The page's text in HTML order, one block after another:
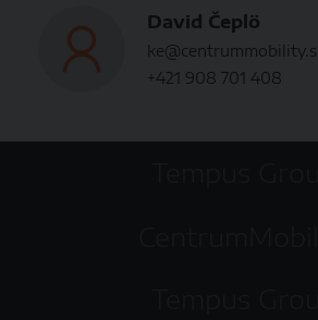
David Čeplö
+421 908 701 408